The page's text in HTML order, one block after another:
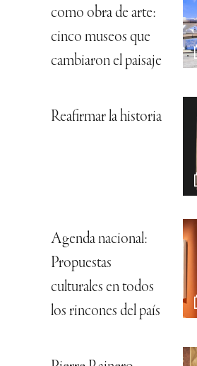
como obra de arte:
cinco museos que
cambiaron el paisaje
Reafirmar la historia
Agenda nacional:
Propuestas
culturales en todos
los rincones del país